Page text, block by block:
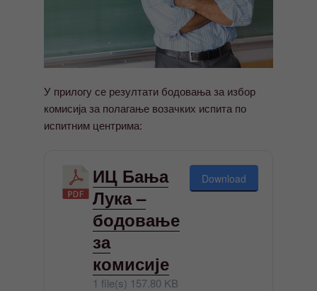
У прилогу се резултати бодовања за избор
комисија за полагање возачких испита по
испитним центрима:
ИЦ Бања
Лука –
бодовање
за
комисије
1 file(s) 157.80 KB
Download